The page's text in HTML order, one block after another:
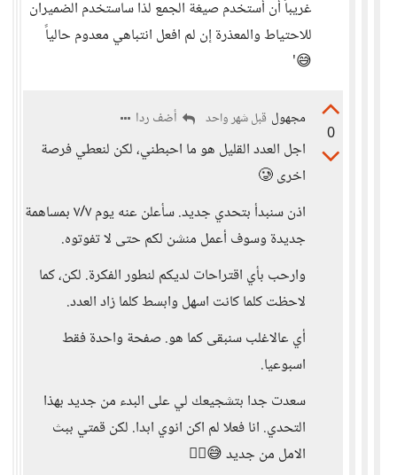
غريباً أن أستخدم صيغة الجمع لذا ساستخدم الضميران
للاحتياط والمعذرة إن لم افعل انتباهي معدوم حالياً
😅'
0
مجهول قبل شهر واحد أضف ردا
اجل العدد القليل هو ما احبطني، لكن لنعطي فرصة
اخرى 🥲
اذن سنبدأ بتحدي جديد. سأعلن عنه يوم ٧/٧ بمساهمة
جديدة وسوف أعمل منشن لكم حتى لا تفوتوه.
وارحب بأي اقتراحات لديكم لنطور الفكرة. لكن، كما
لاحظت كلما كانت اسهل وابسط كلما زاد العدد.
أي عالاغلب سنبقى كما هو. صفحة واحدة فقط
اسبوعيا.
سعدت جدا بتشجيعك لي على البدء من جديد بهذا
التحدي. انا فعلا لم اكن انوي ابدا. لكن قمتي ببث
الامل من جديد 😅👍🏻